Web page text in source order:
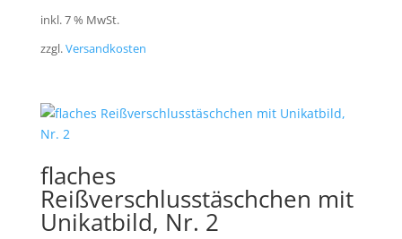
inkl. 7 % MwSt.
zzgl.Versandkosten
flaches
Reißverschlusstäschchen mit
Unikatbild, Nr. 2